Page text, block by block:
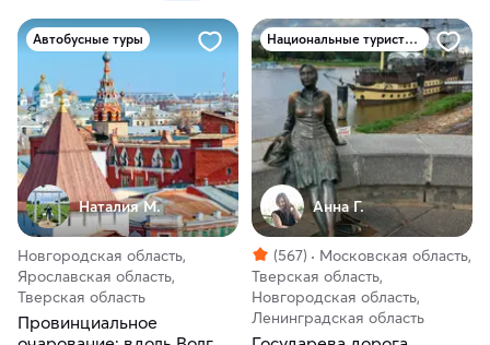
Автобусные туры
Наталия М.
Новгородская область,
Ярославская область,
Тверская область
Провинциальное
Национальные туристические маршруты России
Анна Г.
(567)
Московская область,
Тверская область,
Новгородская область,
Ленинградская область